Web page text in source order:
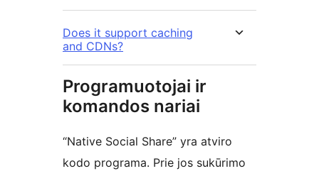
Does it support caching
and CDNs?
Programuotojai ir
komandos nariai
“Native Social Share” yra atviro
kodo programa. Prie jos sukūrimo